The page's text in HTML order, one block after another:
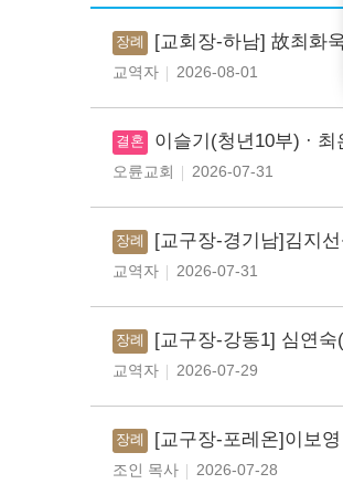
장례 [교회장-하남] 故최화
교역자 2026-08-01
결혼 이슬기(청년10부) ·
오륜교회 2026-07-31
장례 [교구장-경기남]김지
교역자 2026-07-31
장례 [교구장-강동1] 심연
교역자 2026-07-29
장례 [교구장-포레온]이보
조인 목사 2026-07-28